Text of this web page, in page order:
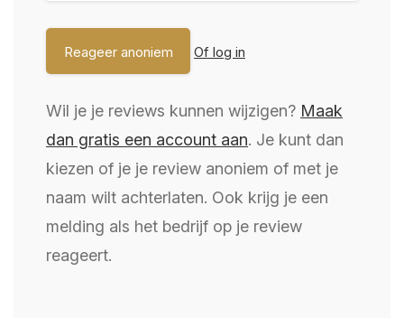
Of log in
Wil je je reviews kunnen wijzigen? Maak
dan gratis een account aan. Je kunt dan
kiezen of je je review anoniem of met je
naam wilt achterlaten. Ook krijg je een
melding als het bedrijf op je review
reageert.